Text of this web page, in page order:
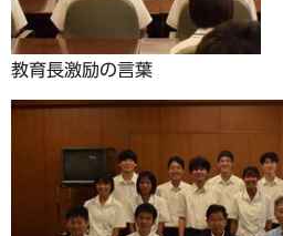
教育長激励の言葉